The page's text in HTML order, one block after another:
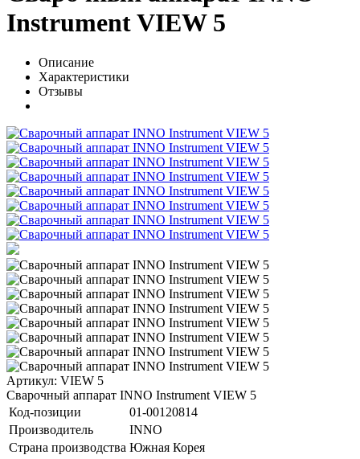
Instrument VIEW 5
Описание
Характеристики
Отзывы
Артикул: VIEW 5
Сварочный аппарат INNO Instrument VIEW 5
Код-позиции
01-00120814
Производитель
INNO
Страна производства Южная Корея